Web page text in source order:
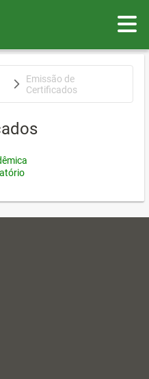
Emissão de
Certificados